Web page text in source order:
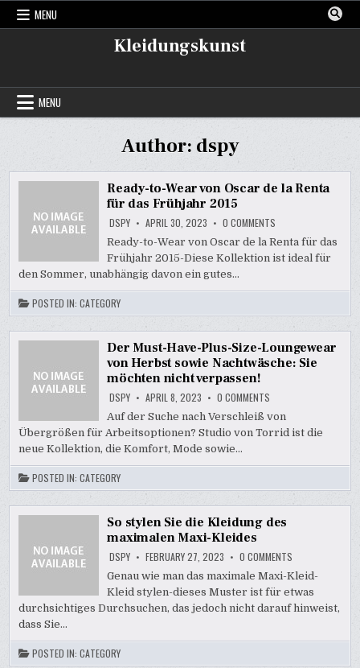
Skip
MENU
Kleidungskunst
MENU
Author: dspy
Ready-to-Wear von Oscar de la Renta
für das Frühjahr 2015
DSPY APRIL 30, 2023 0 COMMENTS
TO-
WEAR
VON
LA
DAS
FRÜHJAHR
Ready-to-Wear von Oscar de la Renta für das
Frühjahr 2015-Diese Kollektion ist ideal für
den Sommer, unabhängig davon ein gutes…
POSTED IN:CATEGORY
Der Must-Have-Plus-Size-Loungewear
von Herbst sowie Nachtwäsche: Sie
möchten nicht verpassen!
DSPY APRIL 8, 2023 0 COMMENTS
MUST-
HAVE-
PLUS-
VON
NACHTWÄSCHE:
SIE
NICHT
Auf der Suche nach Verschleiß von
Übergrößen für Arbeitsoptionen? Studio von Torrid ist die
neue Kollektion, die Komfort, Mode sowie…
POSTED IN:CATEGORY
So stylen Sie die Kleidung des
maximalen Maxi-Kleides
DSPY FEBRUARY 27, 2023 0 COMMENTS
STYLEN
DIE
KLEIDUNG
DES
KLEIDES
Genau wie man das maximale Maxi-Kleid-
Kleid stylen-dieses Muster ist für etwas
durchsichtiges Durchsuchen, das jedoch nicht darauf hinweist,
dass Sie…
POSTED IN:CATEGORY